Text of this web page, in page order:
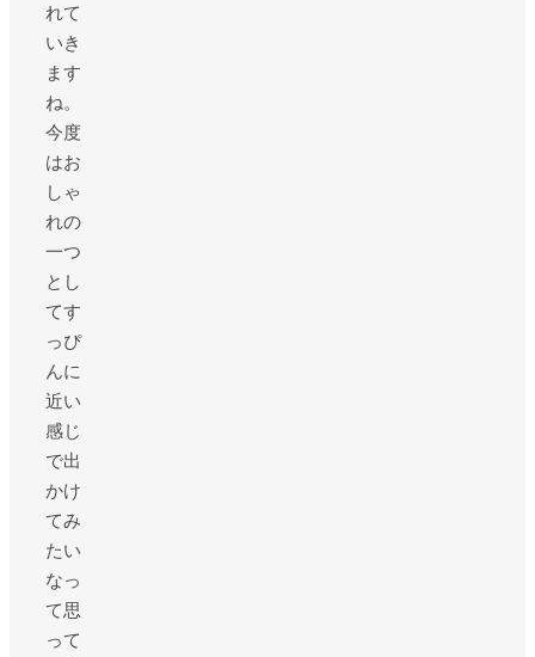
れて
いき
ます
ね。
今度
はお
しゃ
れの
一つ
とし
てす
っぴ
んに
近い
感じ
で出
かけ
てみ
たい
なっ
て思
って